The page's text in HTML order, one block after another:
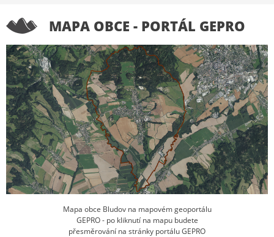
MAPA OBCE - PORTÁL GEPRO
Mapa obce Bludov na mapovém geoportálu
GEPRO - po kliknutí na mapu budete
přesměrování na stránky portálu GEPRO